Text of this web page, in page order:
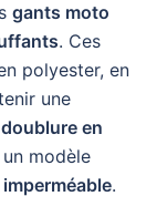
gants moto
. Ces
polyester, en
une
doublure en
modèle
imperméable.